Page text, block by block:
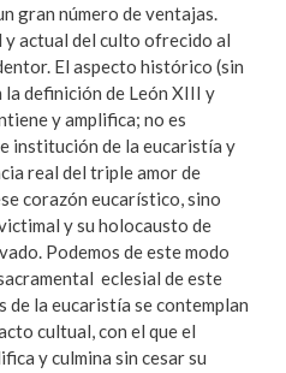
gran número de ventajas.
actual del culto ofrecido al
El aspecto histórico (sin
definición de León XIII y
y amplifica; no es
institución de la eucaristía y
real del triple amor de
corazón eucarístico, sino
y su holocausto de
Podemos de este modo
eclesial de este
de la eucaristía se contemplan
cultual, con el que el
y culmina sin cesar su